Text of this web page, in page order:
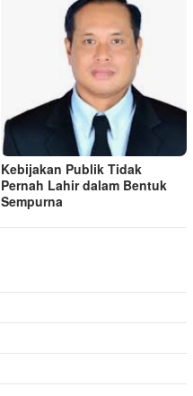
Kebijakan Publik Tidak
Pernah Lahir dalam Bentuk
Sempurna